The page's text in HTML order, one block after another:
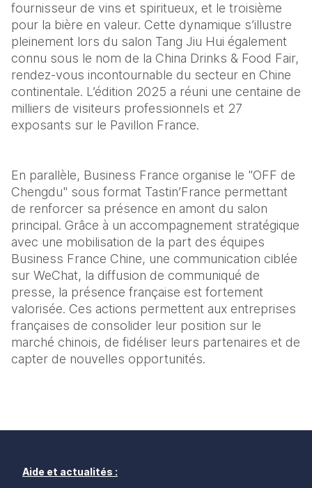
fournisseur de vins et spiritueux, et le troisième
pour la bière en valeur. Cette dynamique s’illustre
pleinement lors du salon Tang Jiu Hui également
connu sous le nom de la China Drinks & Food Fair,
rendez-vous incontournable du secteur en Chine
continentale. L’édition 2025 a réuni une centaine de
milliers de visiteurs professionnels et 27
exposants sur le Pavillon France.
En parallèle, Business France organise le "OFF de
Chengdu" sous format Tastin’France permettant
de renforcer sa présence en amont du salon
principal. Grâce à un accompagnement stratégique
avec une mobilisation de la part des équipes
Business France Chine, une communication ciblée
sur WeChat, la diffusion de communiqué de
presse, la présence française est fortement
valorisée. Ces actions permettent aux entreprises
françaises de consolider leur position sur le
marché chinois, de fidéliser leurs partenaires et de
capter de nouvelles opportunités.
Aide et actualités :